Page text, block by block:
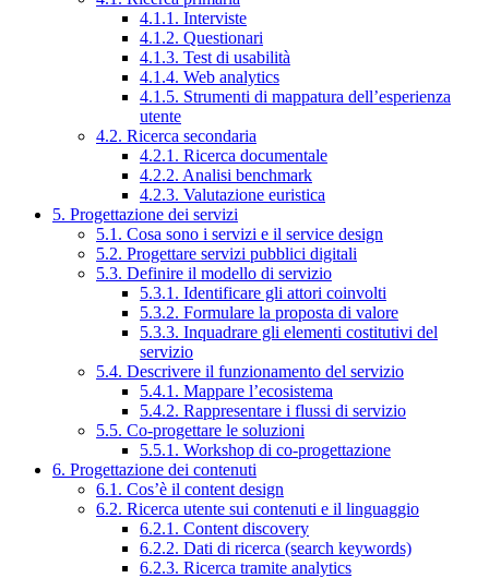
4.1.1. Interviste
4.1.2. Questionari
4.1.3. Test di usabilità
4.1.4. Web analytics
4.1.5. Strumenti di mappatura dell’esperienza
utente
4.2. Ricerca secondaria
4.2.1. Ricerca documentale
4.2.2. Analisi benchmark
4.2.3. Valutazione euristica
5. Progettazione dei servizi
5.1. Cosa sono i servizi e il service design
5.2. Progettare servizi pubblici digitali
5.3. Definire il modello di servizio
5.3.1. Identificare gli attori coinvolti
5.3.2. Formulare la proposta di valore
5.3.3. Inquadrare gli elementi costitutivi del
servizio
5.4. Descrivere il funzionamento del servizio
5.4.1. Mappare l’ecosistema
5.4.2. Rappresentare i flussi di servizio
5.5. Co-progettare le soluzioni
5.5.1. Workshop di co-progettazione
6. Progettazione dei contenuti
6.1. Cos’è il content design
6.2. Ricerca utente sui contenuti e il linguaggio
6.2.1. Content discovery
6.2.2. Dati di ricerca (search keywords)
6.2.3. Ricerca tramite analytics